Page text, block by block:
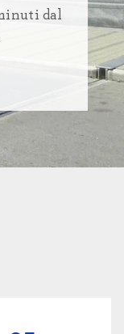
dal